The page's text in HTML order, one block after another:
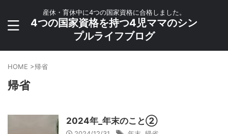
産休・育休中に4つの国家資格に合格しました。
4つの国家資格を持つ4児ママのシン
プルライフブログ
HOME >帰省
帰省
2024年_年末のこと②